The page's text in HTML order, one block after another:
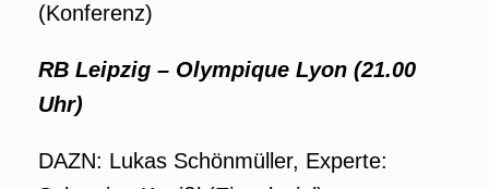
(Konferenz)
RB Leipzig – Olympique Lyon (21.00
Uhr)
DAZN: Lukas Schönmüller, Experte: